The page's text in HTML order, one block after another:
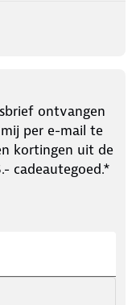
ontvangen
per e-mail te
kortingen uit de
cadeautegoed.*